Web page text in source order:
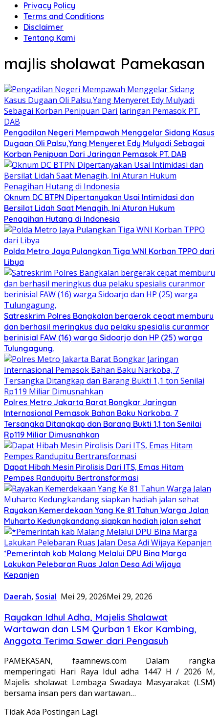
Privacy Policy
Terms and Conditions
Disclaimer
Tentang Kami
majlis sholawat Pamekasan
Pengadilan Negeri Mempawah Menggelar Sidang Kasus
Dugaan Oli Palsu,Yang Menyeret Edy Mulyadi Sebagai
Korban Penipuan Dari Jaringan Pemasok PT. DAB
Oknum DC BTPN Dipertanyakan Usai Intimidasi dan
Bersilat Lidah Saat Menagih, Ini Aturan Hukum
Penagihan Hutang di Indonesia
Polda Metro Jaya Pulangkan Tiga WNI Korban TPPO dari
Libya
Satreskrim Polres Bangkalan bergerak cepat memburu
dan berhasil meringkus dua pelaku spesialis curanmor
berinisial FAW (16) warga Sidoarjo dan HP (25) warga
Tulungagung.
Polres Metro Jakarta Barat Bongkar Jaringan
Internasional Pemasok Bahan Baku Narkoba, 7
Tersangka Ditangkap dan Barang Bukti 1,1 ton Senilai
Rp119 Miliar Dimusnahkan
Dapat Hibah Mesin Pirolisis Dari ITS, Emas Hitam
Pempes Randupitu Bertransformasi
Rayakan Kemerdekaan Yang Ke 81 Tahun Warga Jalan
Muharto Kedungkandang siapkan hadiah jalan sehat
*Pemerintah kab Malang Melalui DPU Bina Marga
Lakukan Pelebaran Ruas Jalan Desa Adi Wijaya
Kepanjen
Daerah, Sosial Mei 29, 2026Mei 29, 2026
Rayakan Idhul Adha, Majelis Shalawat
Wartawan dan LSM Qurban 1 Ekor Kambing,
Anggota Terima Sawer dari Pengasuh
PAMEKASAN, faamnews.com Dalam rangka
memperingati Hari Raya Idul adha 1447 H / 2026 M,
Majelis sholawat Lembaga Swadaya Masyarakat (LSM)
bersama insan pers dan wartawan…
Tidak Ada Postingan Lagi.